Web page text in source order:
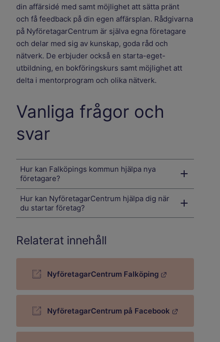
din affärsidé med samt möjlighet att sätta pränt
och få feedback på din egen affärsplan. Rådgivarna
på NyföretagarCentrum är själva egna företagare
och delar med sig av kunskap, goda råd och
nätverk. De erbjuder också en starta-eget-
utbildning, en bokföringskurs samt möjlighet att
delta i mentorprogram och olika nätverk.
Vanliga frågor och
svar
Hur kan Falköpings kommun hjälpa nya
företagare?
Hur kan NyföretagarCentrum hjälpa dig när
du startar företag?
Relaterat innehåll
NyföretagarCentrum Falköping
Länk till annan webbplats.
NyföretagarCentrum på Facebook
Länk till annan webbplats.